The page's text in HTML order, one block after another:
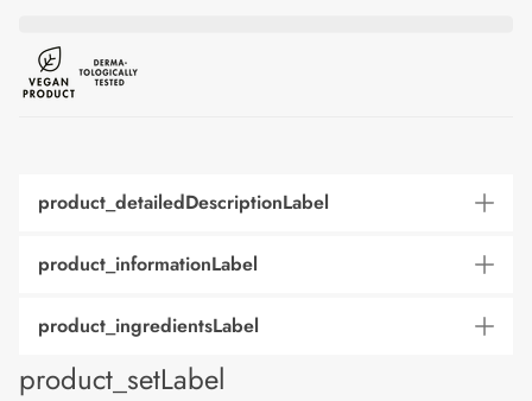
product_detailedDescriptionLabel
product_informationLabel
product_ingredientsLabel
product_setLabel